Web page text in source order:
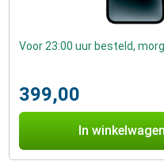
Voor 23:00 uur besteld,
399,00
In winkelwagen